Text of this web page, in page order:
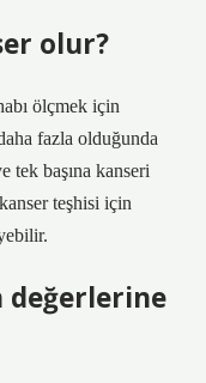
olur?
ölçmek için
fazla olduğunda
tek başına kanseri
teşhisi için
değerlerine